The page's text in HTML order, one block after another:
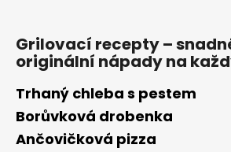
Grilovací recepty –
originální nápady na
Trhaný chleba s pestem
Borůvková drobenka
Ančovičková pizza